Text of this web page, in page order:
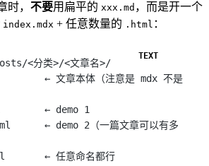
时， 不要用扁平的 xxx.md ，而是开一个
index.mdx + 任意数量的 .html ：
<分类>/<文章名>/
← 文章本体（注意是 mdx 不是
← demo 1
← demo 2（一篇文章可以有多
← 任意命名都行